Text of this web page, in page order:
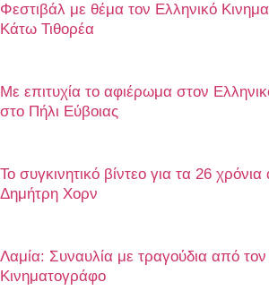
Φεστιβάλ με θέμα τον Ελληνικό
Κάτω Τιθορέα
Mε επιτυχία το αφιέρωμα στον
στο Πήλι Εύβοιας
Το συγκινητικό βίντεο για τα 26
Δημήτρη Χορν
Λαμία: Συναυλία με τραγούδια από τον
Κινηματογράφο